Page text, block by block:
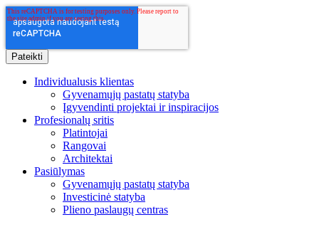
Individualusis klientas
Gyvenamųjų pastatų statyba
Įgyvendinti projektai ir inspiracijos
Profesionalų sritis
Platintojai
Rangovai
Architektai
Pasiūlymas
Gyvenamųjų pastatų statyba
Investicinė statyba
Plieno paslaugų centras